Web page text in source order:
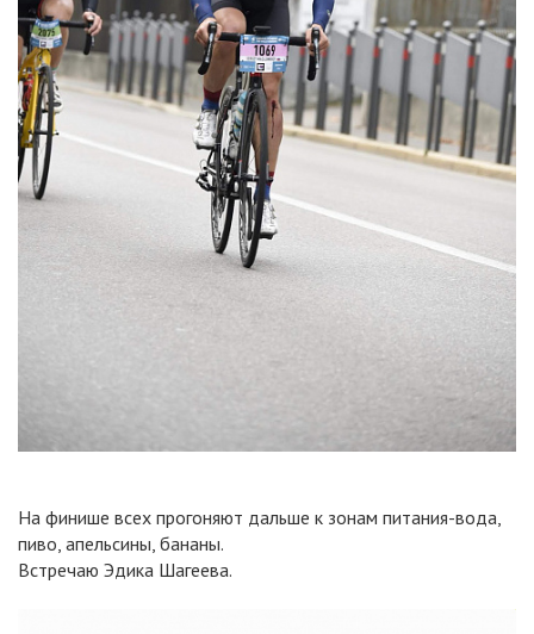
На финише всех прогоняют дальше к зонам питания-вода,
пиво, апельсины, бананы.
Встречаю Эдика Шагеева.